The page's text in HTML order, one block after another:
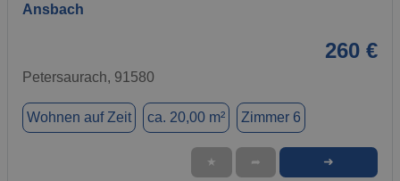
Ansbach
260 €
Petersaurach, 91580
Wohnen auf Zeit ca. 20,00 m² Zimmer 6
★ ➦ ➜